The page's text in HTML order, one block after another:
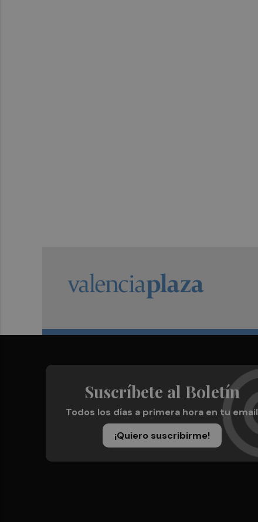
Suscríbete al Boletín
Todos los días a primera hora en tu email
¡Quiero suscribirme!